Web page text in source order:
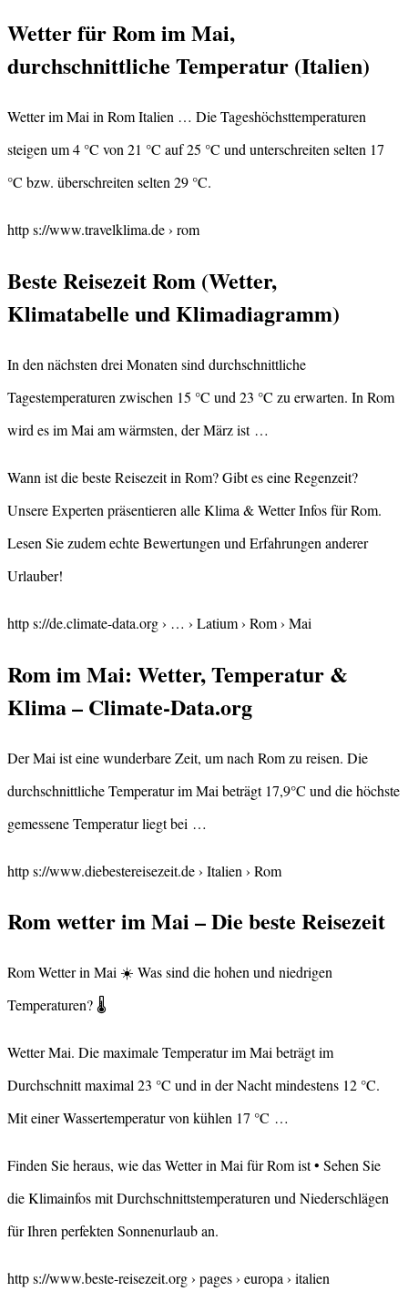
Wetter für Rom im Mai,
durchschnittliche Temperatur (Italien)
Wetter im Mai in Rom Italien … Die Tageshöchsttemperaturen
steigen um 4 °C von 21 °C auf 25 °C und unterschreiten selten 17
°C bzw. überschreiten selten 29 °C.
http s://www.travelklima.de › rom
Beste Reisezeit Rom (Wetter,
Klimatabelle und Klimadiagramm)
In den nächsten drei Monaten sind durchschnittliche
Tagestemperaturen zwischen 15 °C und 23 °C zu erwarten. In Rom
wird es im Mai am wärmsten, der März ist …
Wann ist die beste Reisezeit in Rom? Gibt es eine Regenzeit?
Unsere Experten präsentieren alle Klima & Wetter Infos für Rom.
Lesen Sie zudem echte Bewertungen und Erfahrungen anderer
Urlauber!
http s://de.climate-data.org › … › Latium › Rom › Mai
Rom im Mai: Wetter, Temperatur &
Klima – Climate-Data.org
Der Mai ist eine wunderbare Zeit, um nach Rom zu reisen. Die
durchschnittliche Temperatur im Mai beträgt 17,9°C und die höchste
gemessene Temperatur liegt bei …
http s://www.diebestereisezeit.de › Italien › Rom
Rom wetter im Mai – Die beste Reisezeit
Rom Wetter in Mai ☀️ Was sind die hohen und niedrigen
Temperaturen? 🌡️
Wetter Mai. Die maximale Temperatur im Mai beträgt im
Durchschnitt maximal 23 °C und in der Nacht mindestens 12 °C.
Mit einer Wassertemperatur von kühlen 17 °C …
Finden Sie heraus, wie das Wetter in Mai für Rom ist • Sehen Sie
die Klimainfos mit Durchschnittstemperaturen und Niederschlägen
für Ihren perfekten Sonnenurlaub an.
http s://www.beste-reisezeit.org › pages › europa › italien